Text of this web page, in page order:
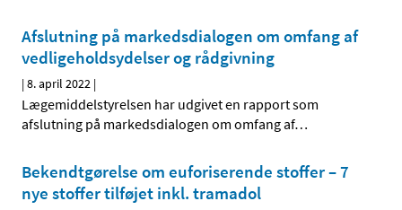
Afslutning på markedsdialogen om omfang af
vedligeholdsydelser og rådgivning
|8. april 2022 |
Lægemiddelstyrelsen har udgivet en rapport som
afslutning på markedsdialogen om omfang af…
Bekendtgørelse om euforiserende stoffer – 7
nye stoffer tilføjet inkl. tramadol